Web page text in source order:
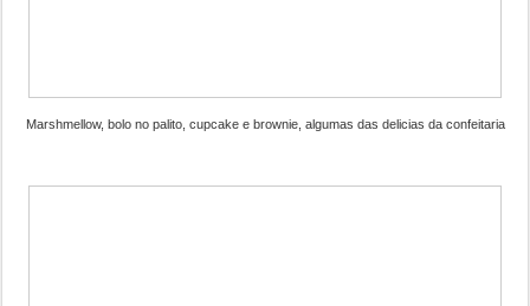
Marshmellow, bolo no palito, cupcake e brownie, algumas das delicias da confeitaria